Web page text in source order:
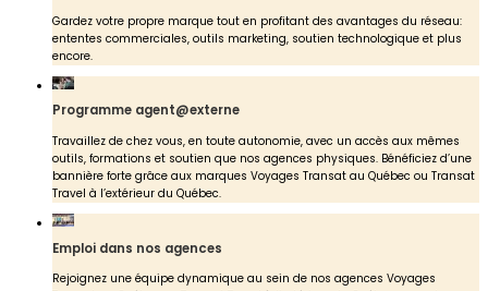
Gardez votre propre marque tout en profitant des avantages du réseau:
ententes commerciales, outils marketing, soutien technologique et plus
encore.
Programme agent@externe
Travaillez de chez vous, en toute autonomie, avec un accès aux mêmes
outils, formations et soutien que nos agences physiques. Bénéficiez d’une
bannière forte grâce aux marques Voyages Transat au Québec ou Transat
Travel à l’extérieur du Québec.
Emploi dans nos agences
Rejoignez une équipe dynamique au sein de nos agences Voyages